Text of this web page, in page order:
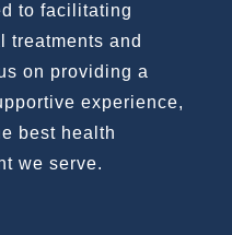
to facilitating
treatments and
on providing a
experience,
best health
we serve.